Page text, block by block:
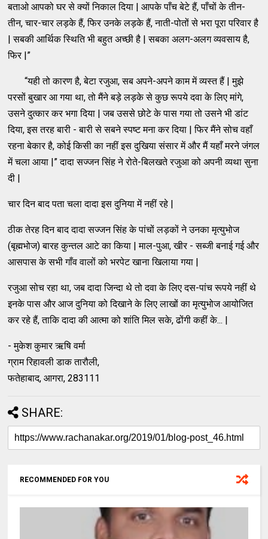
बताओ आपको घर से क्यों निकाल दिया | आपके पाँच बेटे हैं, पाँचों के तीन-
तीन, चार-चार लड़के हैं, फिर उनके लड़के हैं, नाती-पोतों से भरा पूरा परिवार है
| सबकी आर्थिक स्थिति भी बहुत अच्छी है | सबका अलग-अलग व्यवसाय है,
फिर |”
“यही तो कारण है, बेटा रजुआ, सब अपने-अपने काम में व्यस्त हैं | मुझे
परसों बुखार आ गया था, तो मैंने बड़े लड़के से कुछ रूपये दवा के लिए मांगे,
उसने दुत्कार कर भगा दिया | जब उससे छोटे के पास गया तो उसने भी डांट
दिया, इस तरह बारी - बारी से सबने स्पष्ट मना कर दिया | फिर मैंने सोच वहाँ
रहना बेकार है, कोई किसी का नहीं इस दुखिया संसार में और मैं यहाँ मरने जंगल
में चला आया |” दादा सज्जन सिंह ने रोते-बिलखते रजुआ को अपनी व्यथा सुना
दी |
चार दिन बाद पता चला दादा इस दुनिया में नहीं रहे |
ठीक तेरह दिन बाद दादा सज्जन सिंह के पांचों लड़कों ने उनका मृत्युभोज
(बृह्मभोज) बारह कुन्तल आटे का किया | माल-पुआ, खीर - सब्जी बनाई गई और
आसपास के सभी गाँव वालों को भरपेट खाना खिलाया गया |
रजुआ सोच रहा था, जब दादा जिन्दा थे तो दवा के लिए दस-पांच रूपये नहीं थे
इनके पास और आज दुनिया को दिखाने के लिए लाखों का मृत्युभोज आयोजित
कर रहे हैं, ताकि दादा की आत्मा को शांति मिल सके, ढोंगी कहीं के... |
- मुकेश कुमार ऋषि वर्मा
ग्राम रिहावली डाक तारौली,
फतेहाबाद, आगरा, 283111
SHARE:
RECOMMENDED FOR YOU